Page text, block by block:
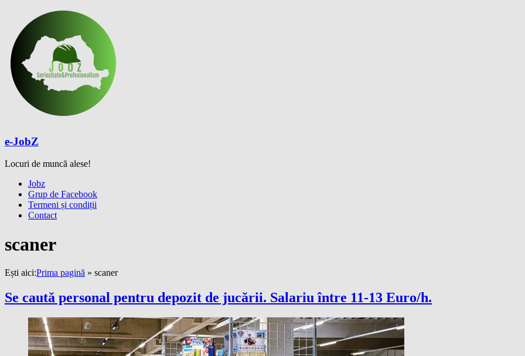
content
e-JobZ
Locuri de muncă alese!
Meniu Jobz
Grup de Facebook
Termeni și condiții
Contact
scaner
Ești aici:Prima pagină » scaner
Se caută personal pentru depozit de jucării. Salariu între 11-13 Euro/h.